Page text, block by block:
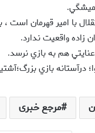
.
با امير قهرمان است ،
زاده واقعيت ندارد.
هم به بازي نرسد.
درآستانه بازي
مرجع خبری